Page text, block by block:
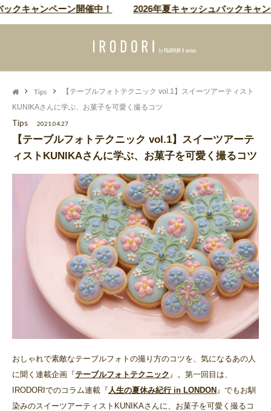
ンペーン開催中！ 2026年夏キャッシュバックキャンペーン
Tips
【テーブルフォトテクニック vol.1】スイーツアーティスト
KUNIKAさんに学ぶ、お菓子を可愛く撮るコツ
Tips 2021.04.27
【テーブルフォトテクニック vol.1】スイーツアーテ
ィストKUNIKAさんに学ぶ、お菓子を可愛く撮るコツ
おしゃれで素敵なテーブルフォトの撮り方のコツを、気になるあの人
に聞く連載企画『テーブルフォトテクニック 』。第一回目は、
IRODORIでのコラム連載『 人生の夏休み紀行 in LONDON 』でもお馴
染みのスイーツアーティストKUNIKAさんに、お菓子を可愛く撮るコ